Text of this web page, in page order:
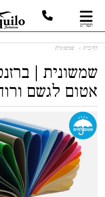
תפריט
דף בית שמשונית
שמשונית |
אטום לגשם